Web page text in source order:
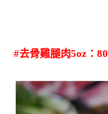
#去骨雞腿肉5oz：